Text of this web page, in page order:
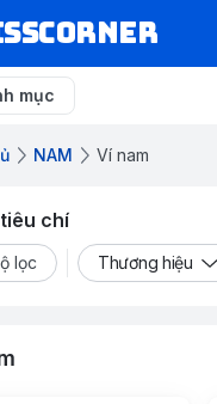
mục
NAM Ví nam
chí
lọc Thương hiệu